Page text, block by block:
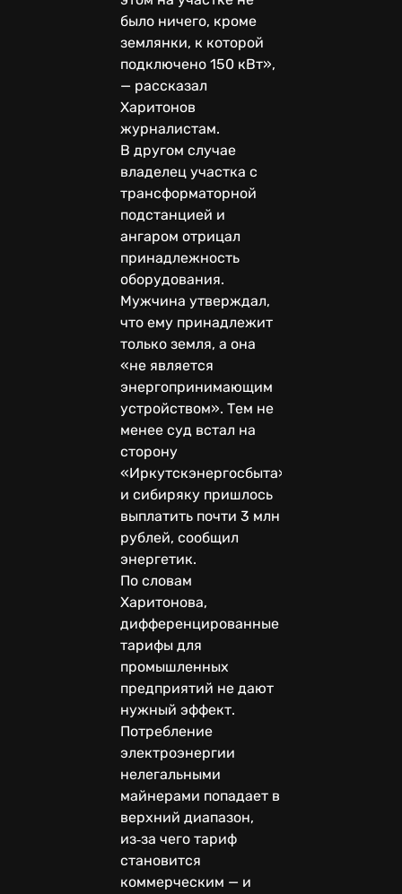
было ничего, кроме
землянки, к которой
подключено 150 кВт»,
— рассказал
Харитонов
журналистам.
В другом случае
владелец участка с
трансформаторной
подстанцией и
ангаром отрицал
принадлежность
оборудования.
Мужчина утверждал,
что ему принадлежит
только земля, а она
«не является
энергопринимающим
устройством». Тем не
менее суд встал на
сторону
«Иркутскэнергосбыта»,
и сибиряку пришлось
выплатить почти 3 млн
рублей, сообщил
энергетик.
По словам
Харитонова,
дифференцированные
тарифы для
промышленных
предприятий не дают
нужный эффект.
Потребление
электроэнергии
нелегальными
майнерами попадает в
верхний диапазон,
из‑за чего тариф
становится
коммерческим — и